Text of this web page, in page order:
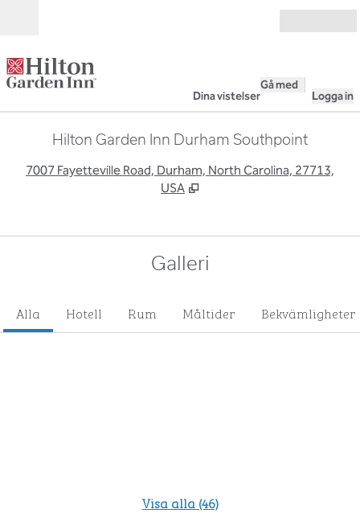
Dina vistelser
Gå med
Logga in
Hilton Garden Inn Durham Southpoint
7007 Fayetteville Road, Durham, North Carolina, 27713,
USA
Galleri
Alla Hotell Rum Måltider Bekvämligheter
Visa alla (46)